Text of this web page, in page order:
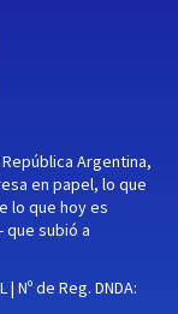
Argentina,
en papel, lo que
lo que hoy es
que subió a
Nº de Reg. DNDA: